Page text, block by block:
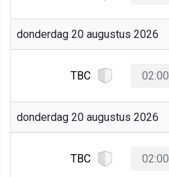
donderdag 20 augustus 2026
TBC 02:00
donderdag 20 augustus 2026
TBC 02:00